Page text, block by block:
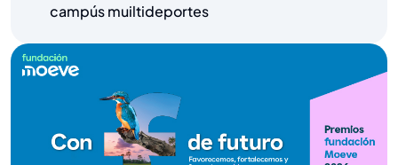
campús muiltideportes